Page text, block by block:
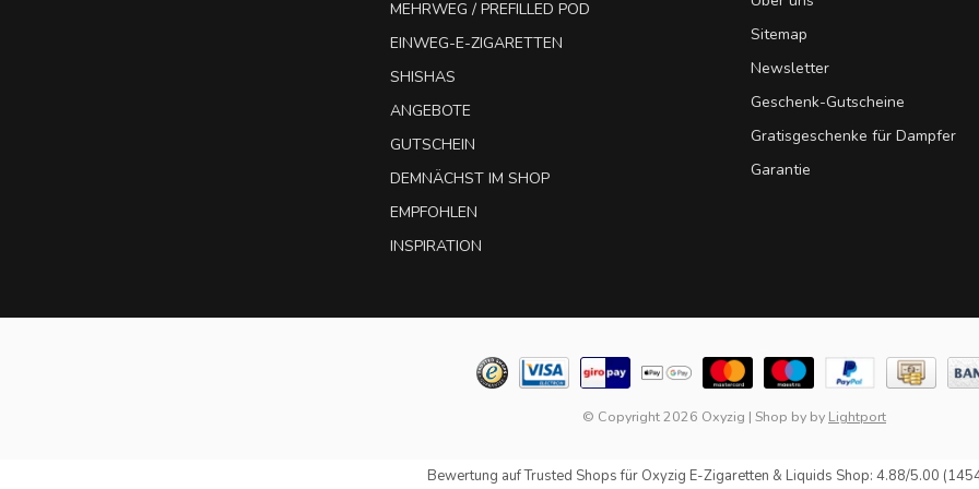
MEHRWEG / PREFILLED POD
EINWEG-E-ZIGARETTEN
SHISHAS
ANGEBOTE
GUTSCHEIN
DEMNÄCHST IM SHOP
EMPFOHLEN
INSPIRATION
Sitemap
Newsletter
Geschenk-Gutscheine
Gratisgeschenke für Dampfer
Garantie
© Copyright 2026 Oxyzig | Shop by by Lightport
Bewertung aufTrusted Shopsfür Oxyzig E-Zigaretten & Liquids Shop: 4.88/5.00